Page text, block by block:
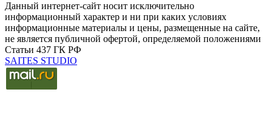
Данный интернет-сайт носит исключительно
информационный характер и ни при каких условиях
информационные материалы и цены, размещенные на сайте,
не является публичной офертой, определяемой положениями
Статьи 437 ГК РФ
SAITES STUDIO